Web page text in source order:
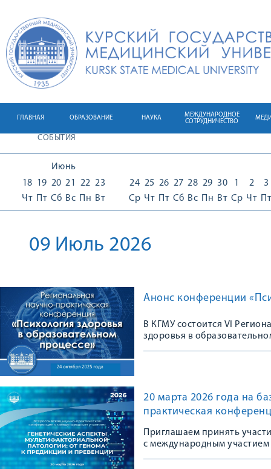
ГЛАВНАЯ ОБРАЗОВАНИЕ НАУКА
МЕЖДУНАРОДНОЕ
СОТРУДНИЧЕСТВО
СОБЫТИЯ
Июнь
18
Чт
19
Пт
20
Сб
21
Вс
22
Пн
23
Вт
24
Ср
25
Чт
26
Пт
27
Сб
28
Вс
29
Пн
30
Вт
1
Ср
2
Чт
3
Пт
09 Июль 2026
Анонс конференции
В КГМУ состоится VI
здоровья в
20 марта 2026 года на
практическая
Приглашаем принять
с международным участием